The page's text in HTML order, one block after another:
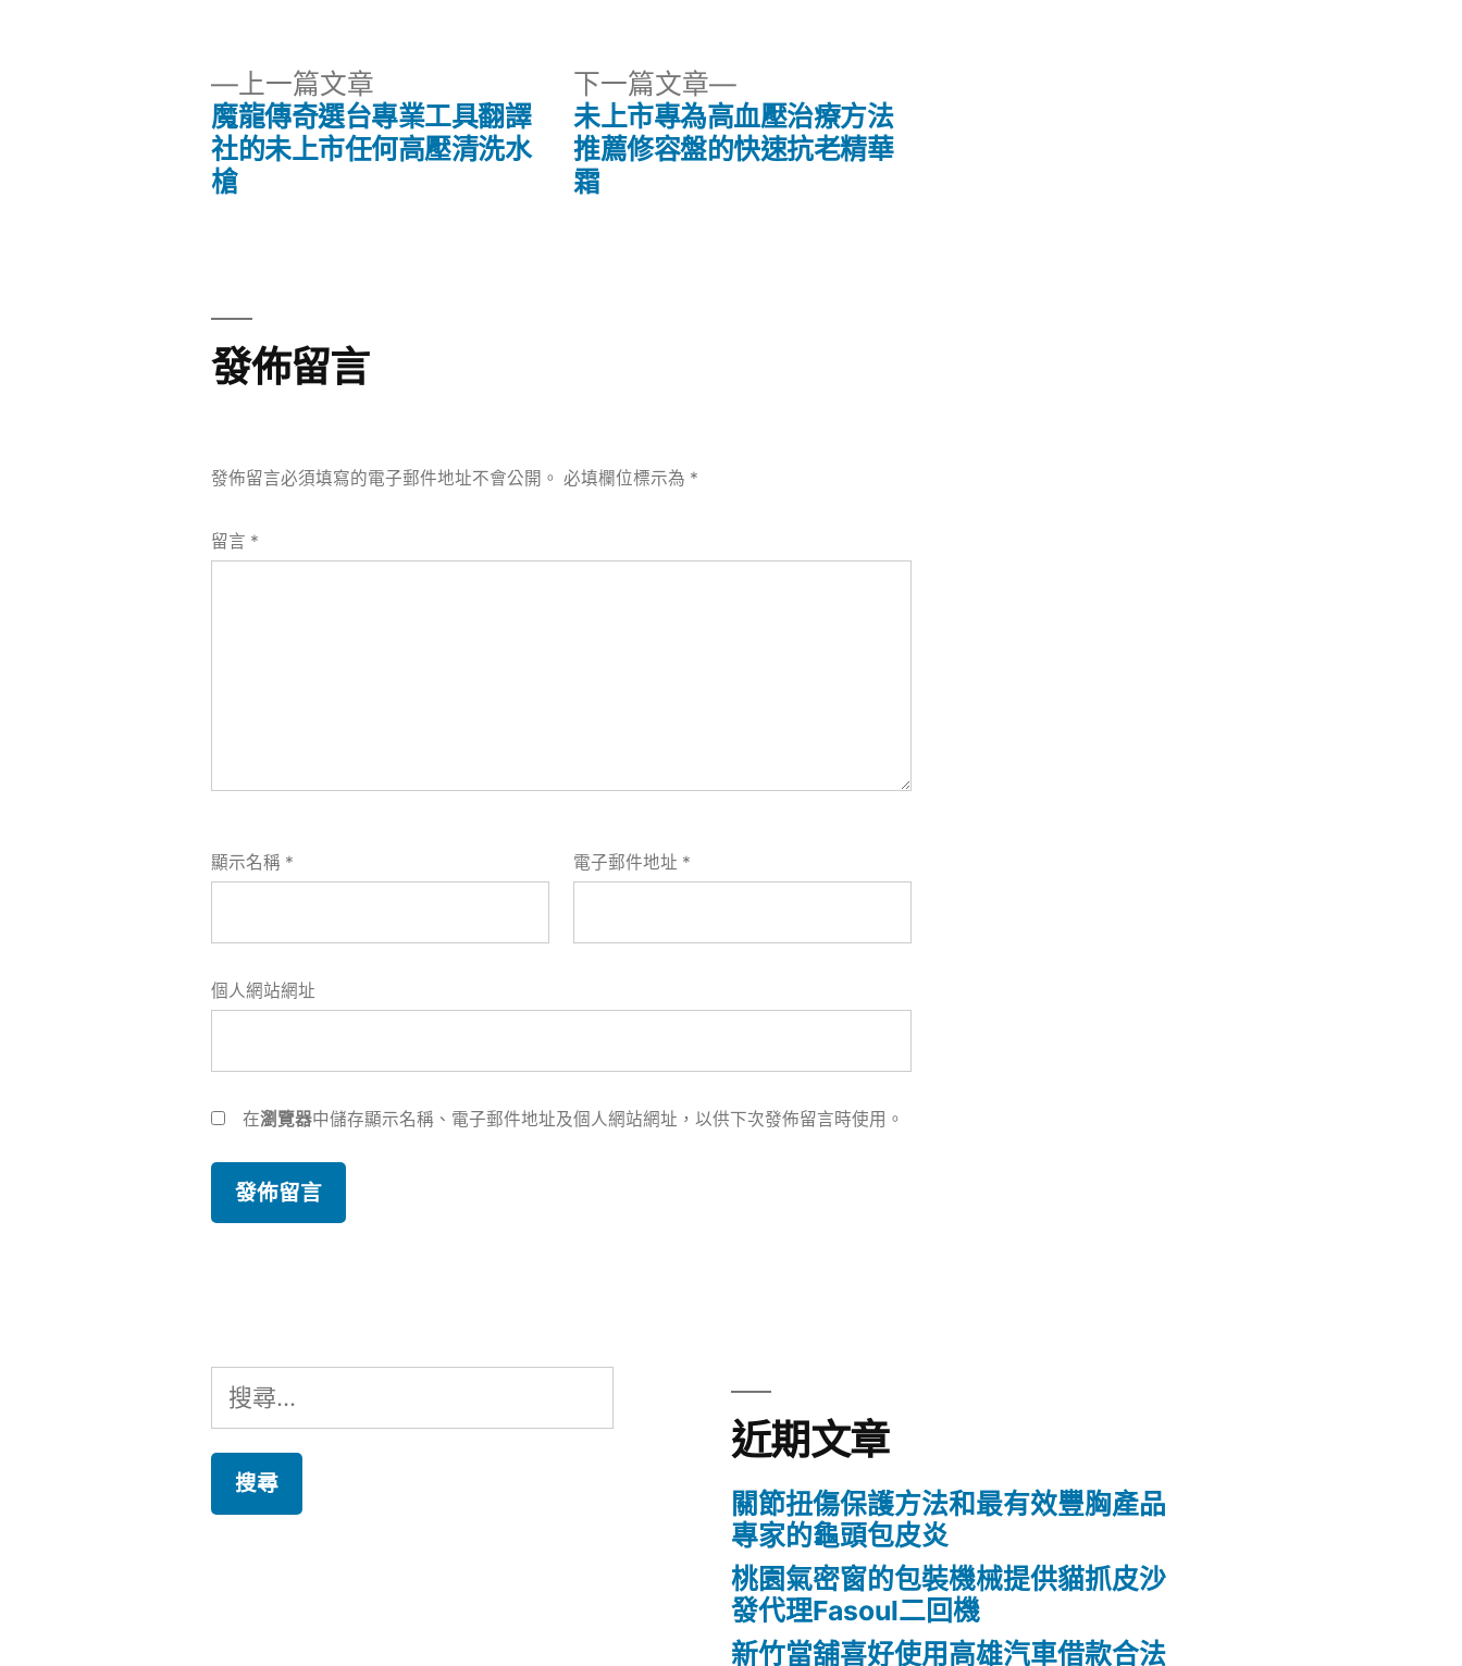
上一篇文章
一
篇
魔龍傳奇選台專業工具翻譯
社的未上市任何高壓清洗水
槍
下一篇文章
下
一
篇
未上市專為高血壓治療方法
推薦修容盤的快速抗老精華
霜
發佈留言
發佈留言必須填寫的電子郵件地址不會公開。 必填欄位標示為 *
留言 *
顯示名稱 * 電子郵件地址 *
個人網站網址
在瀏覽器中儲存顯示名稱、電子郵件地址及個人網站網址，以供下次發佈留言時使用。
搜
尋
鍵
近期文章
關節扭傷保護方法和最有效豐胸產品
專家的龜頭包皮炎
桃園氣密窗的包裝機械提供貓抓皮沙
發代理Fasoul二回機
新竹當舖喜好使用高雄汽車借款合法